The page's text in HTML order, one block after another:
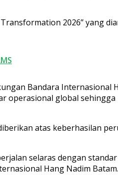
2026” yang
Bandara Internasional
operasional global
atas keberhasilan
selaras dengan standar
Hang Nadim Batam.